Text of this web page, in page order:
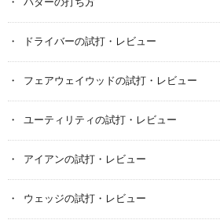
パターの打ち方
ドライバーの試打・レビュー
フェアウェイウッドの試打・レビュー
ユーティリティの試打・レビュー
アイアンの試打・レビュー
ウェッジの試打・レビュー